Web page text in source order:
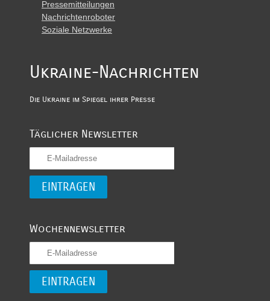
Pressemitteilungen
Nachrichtenroboter
Soziale Netzwerke
Ukraine-Nachrichten
Die Ukraine im Spiegel ihrer Presse
Täglicher Newsletter
Wochennewsletter